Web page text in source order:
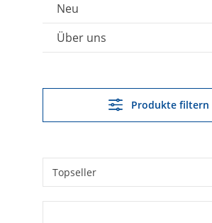
Neu
Über uns
Produkte filtern